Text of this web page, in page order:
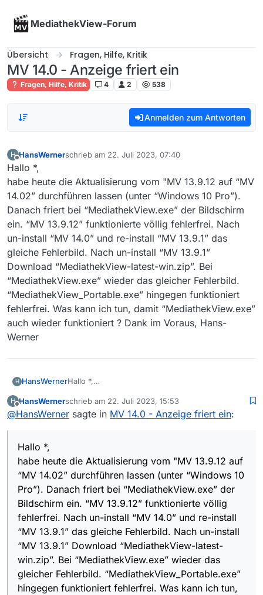
MediathekView-Forum
Übersicht Fragen, Hilfe, Kritik
MV 14.0 - Anzeige friert ein
Fragen, Hilfe, Kritik 4 2 538
Anmelden zum Antworten
H
Offline
HansWernerschrieb am 22. Juli 2023, 07:40
zuletzt editiert von
Hallo *,
habe heute die Aktualisierung vom "MV 13.9.12 auf “MV
14.02” durchführen lassen (unter “Windows 10 Pro”).
Danach friert bei “MediathekView.exe” der Bildschirm
ein. “MV 13.9.12” funktionierte völlig fehlerfrei. Nach
un-install “MV 14.0” und re-install “MV 13.9.1” das
gleiche Fehlerbild. Nach un-install “MV 13.9.1”
Download “MediathekView-latest-win.zip”. Bei
“MediathekView.exe” wieder das gleicher Fehlerbild.
“MediathekView_Portable.exe” hingegen funktioniert
fehlerfrei. Was kann ich tun, damit “MediathekView.exe”
auch wieder funktioniert ? Dank im Voraus, Hans-
Werner
H HansWernerHallo *,
auf “MV 14.02” durchführen lassen (unter
“Windows 10 Pro”). Danach friert bei
gleiche Fehlerbild. Nach un-install “MV 13.9.1”
Download “MediathekView-latest-win.zip”. Bei
“MediathekView.exe” wieder das gleicher
Fehlerbild. “MediathekView_Portable.exe”
hingegen funktioniert fehlerfrei. Was kann ich
tun, damit “MediathekView.exe” auch wieder
funktioniert ? Dank im Voraus, Hans-Werner
H
Offline
HansWernerschrieb am 22. Juli 2023, 15:53
zuletzt editiert von
@HansWerner sagte in MV 14.0 - Anzeige friert ein:
Hallo *,
habe heute die Aktualisierung vom "MV 13.9.12 auf
“MV 14.02” durchführen lassen (unter “Windows 10
Pro”). Danach friert bei “MediathekView.exe” der
Bildschirm ein. “MV 13.9.12” funktionierte völlig
fehlerfrei. Nach un-install “MV 14.0” und re-install
“MV 13.9.1” das gleiche Fehlerbild. Nach un-install
“MV 13.9.1” Download “MediathekView-latest-
win.zip”. Bei “MediathekView.exe” wieder das
gleicher Fehlerbild. “MediathekView_Portable.exe”
hingegen funktioniert fehlerfrei. Was kann ich tun,